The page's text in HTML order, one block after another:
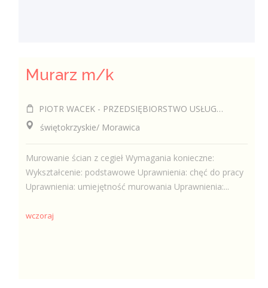
Murarz m/k
PIOTR WACEK - PRZEDSIĘBIORSTWO USŁUGOWO-HANDLOWE DIAMOND-TECHNIK
świętokrzyskie/ Morawica
Murowanie ścian z cegieł Wymagania konieczne:
Wykształcenie: podstawowe Uprawnienia: chęć do pracy
Uprawnienia: umiejętność murowania Uprawnienia:...
wczoraj